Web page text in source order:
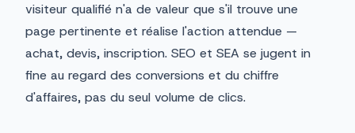
visiteur qualifié n'a de valeur que s'il trouve une
page pertinente et réalise l'action attendue —
achat, devis, inscription. SEO et SEA se jugent in
fine au regard des conversions et du chiffre
d'affaires, pas du seul volume de clics.